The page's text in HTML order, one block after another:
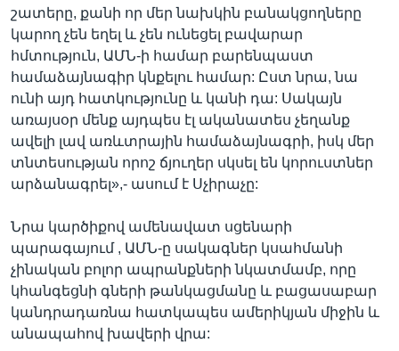
շատերը, քանի որ մեր նախկին բանակցողները
կարող չեն եղել և չեն ունեցել բավարար
հմտություն, ԱՄՆ-ի համար բարենպաստ
համաձայնագիր կնքելու համար: Ըստ նրա, նա
ունի այդ հատկությունը և կանի դա: Սակայն
առայսօր մենք այդպես էլ ականատես չեղանք
ավելի լավ առևտրային համաձայնագրի, իսկ մեր
տնտեսության որոշ ճյուղեր սկսել են կորուստներ
արձանագրել»,- ասում է Սչիրաչը:
Նրա կարծիքով ամենավատ սցենարի
պարագայում , ԱՄՆ-ը սակագներ կսահմանի
չինական բոլոր ապրանքների նկատմամբ, որը
կհանգեցնի գների թանկացմանը և բացասաբար
կանդրադառնա հատկապես ամերիկյան միջին և
անապահով խավերի վրա: